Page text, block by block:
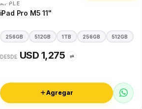
APPLE
iPad Pro M5 11"
256GB 512GB 1TB 256GB 512GB
DESDE USD 1,275 ⇄
Agregar